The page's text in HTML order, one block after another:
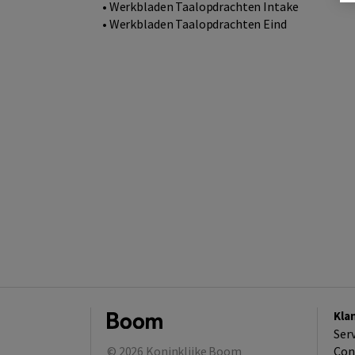
• Werkbladen Taalopdrachten Intake
• Werkbladen Taalopdrachten Eind
© 2026 Koninklijke Boom